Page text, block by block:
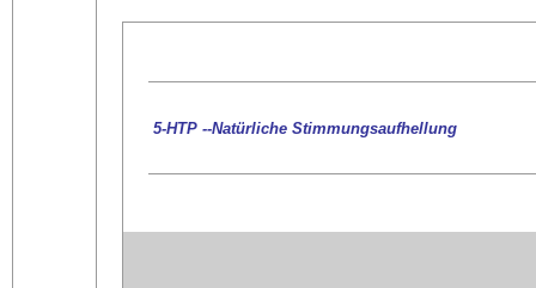
5-HTP --Natürliche Stimmungsaufhellung